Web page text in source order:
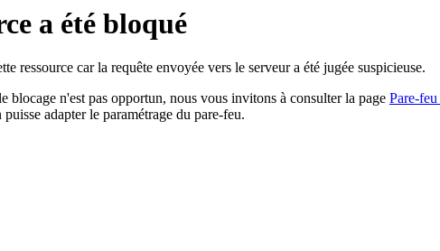
a été bloqué
ressource car la requête envoyée vers le serveur a été jugée suspicieuse.
blocage n'est pas opportun, nous vous invitons à consulter la page Pare-
adapter le paramétrage du pare-feu.